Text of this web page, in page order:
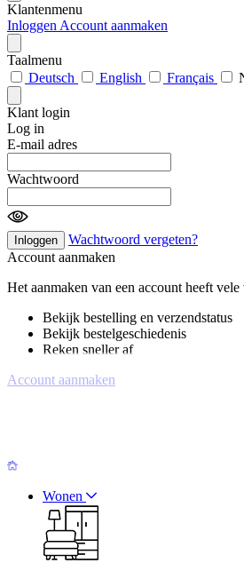
Klantenmenu
Inloggen Account aanmaken
Taalmenu
Deutsch
English Français
Klant login
Log in
E-mail adres
Wachtwoord
Inloggen
Wachtwoord vergeten?
Account aanmaken
Het aanmaken van een account heeft vele
Bekijk bestelling en verzendstatus
Bekijk bestelgeschiedenis
Reken sneller af
Account aanmaken
Wonen